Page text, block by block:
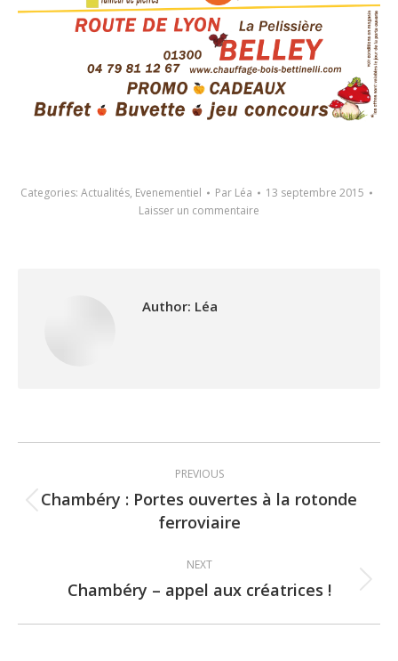
Categories: Actualités, Evenementiel Par Léa
13 septembre 2015
Laisser un commentaire
Author: Léa
navigation
PREVIOUS
Previous
post:
Chambéry : Portes ouvertes à la rotonde
ferroviaire
NEXT
Next
Chambéry – appel aux créatrices !